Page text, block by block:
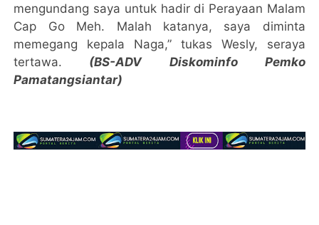
mengundang saya untuk hadir di Perayaan Malam
Cap Go Meh. Malah katanya, saya diminta
memegang kepala Naga,” tukas Wesly, seraya
tertawa. (BS-ADV Diskominfo Pemko
Pamatangsiantar)